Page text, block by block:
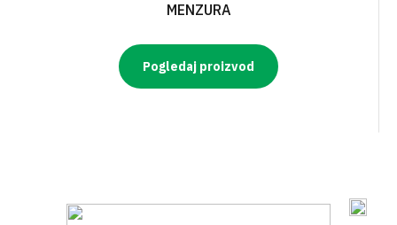
MENZURA
Pogledaj proizvod